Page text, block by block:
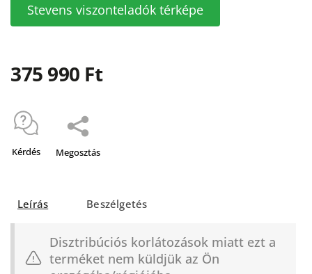
Stevens viszonteladók térképe
375 990 Ft
Kérdés Megosztás
Leírás Beszélgetés
Disztribúciós korlátozások miatt ezt a
terméket nem küldjük az Ön